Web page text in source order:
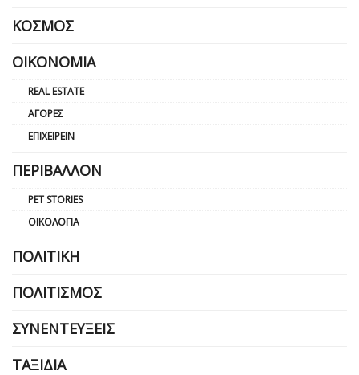
ΚΌΣΜΟΣ
ΟΙΚΟΝΟΜΊΑ
REAL ESTATE
ΑΓΟΡΈΣ
ΕΠΙΧΕΙΡΕΊΝ
ΠΕΡΙΒΆΛΛΟΝ
PET STORIES
ΟΙΚΟΛΟΓΊΑ
ΠΟΛΙΤΙΚΉ
ΠΟΛΙΤΙΣΜΌΣ
ΣΥΝΕΝΤΕΎΞΕΙΣ
ΤΑΞΊΔΙΑ